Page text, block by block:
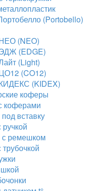
(Portobello)
(NEO)
(EDGE)
(Light)
(CO12)
(KIDEX)
коферы
коферами
вставку
с ремешком